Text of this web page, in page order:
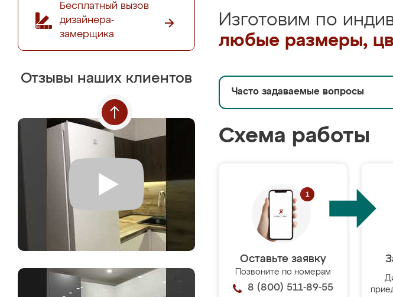
Бесплатный вызов
дизайнера-
замерщика
Отзывы наших клиентов
Изготовим по
любые размеры,
Часто задаваемые вопросы
Схема работы
Оставьте заявку
Позвоните по номерам
8 (800) 511-89-55